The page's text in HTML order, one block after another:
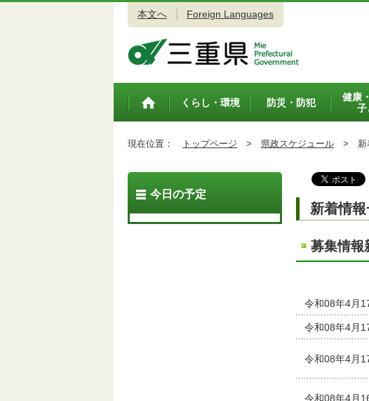
本文へ Foreign Languages
トップペ
くらし・環境 防災・防犯
健康
子
現在位置： トップページ > 県政スケジュール > 新
新着情
募集情報
令和08年4月
令和08年4月
令和08年4月
令和08年4月
今日の予定